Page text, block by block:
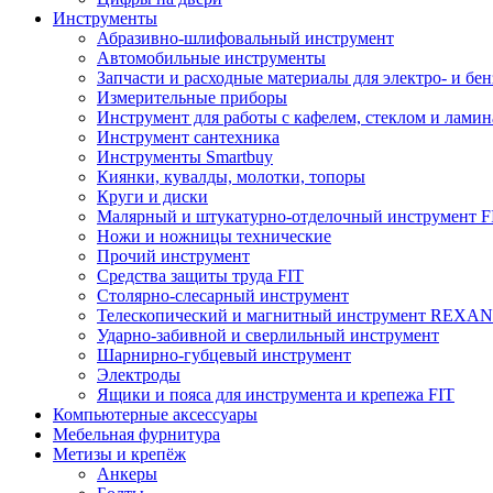
Инструменты
Абразивно-шлифовальный инструмент
Автомобильные инструменты
Запчасти и расходные материалы для электро- и
Измерительные приборы
Инструмент для работы с кафелем, стеклом и
Инструмент сантехника
Инструменты Smartbuy
Киянки, кувалды, молотки, топоры
Круги и диски
Малярный и штукатурно-отделочный инструмент
Ножи и ножницы технические
Прочий инструмент
Средства защиты труда FIT
Столярно-слесарный инструмент
Телескопический и магнитный инструмент
Ударно-забивной и сверлильный инструмент
Шарнирно-губцевый инструмент
Электроды
Ящики и пояса для инструмента и крепежа FIT
Компьютерные аксессуары
Мебельная фурнитура
Метизы и крепёж
Анкеры